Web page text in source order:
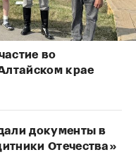
во
крае
документы в
Отечества»